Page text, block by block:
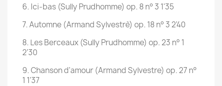
6. Ici-bas (Sully Prudhomme) op. 8 n° 3 1'35
7. Automne (Armand Sylvestrè) op. 18 n° 3 2'40
8. Les Berceaux (Sully Prudhomme) op. 23 n° 1
2'30
9. Chanson d'amour (Armand Sylvestre) op. 27 n°
1 1'37